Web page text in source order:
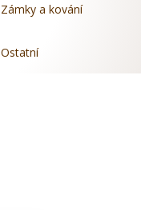
Zámky a kování
Ostatní